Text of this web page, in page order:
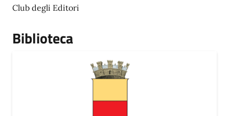
Club degli Editori
Biblioteca